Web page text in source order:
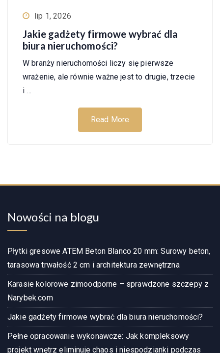
lip 1, 2026
Jakie gadżety firmowe wybrać dla
biura nieruchomości?
W branży nieruchomości liczy się pierwsze
wrażenie, ale równie ważne jest to drugie, trzecie
i …
Read More
Nowości na blogu
Płytki gresowe ATEM Beton Blanco 20 mm: Surowy beton,
tarasowa trwałość 2 cm i architektura zewnętrzna
Karasie kolorowe zimoodporne – sprawdzone szczepy z
Narybek.com
Jakie gadżety firmowe wybrać dla biura nieruchomości?
Pełne opracowanie wykonawcze: Jak kompleksowy
projekt wnętrz eliminuje chaos i niespodzianki podczas